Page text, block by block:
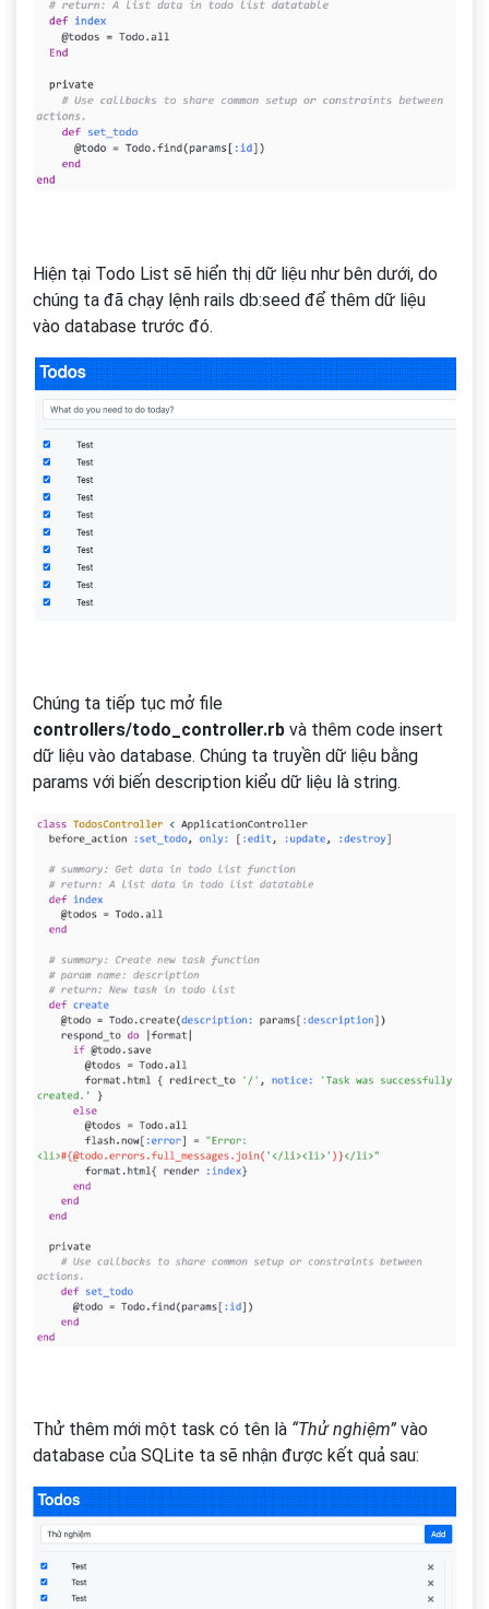
Hiện tại Todo List sẽ hiển thị dữ liệu như bên dưới, do
chúng ta đã chạy lệnh rails db:seed để thêm dữ liệu
vào database trước đó.
Chúng ta tiếp tục mở file
controllers/todo_controller.rb và thêm code insert
dữ liệu vào database. Chúng ta truyền dữ liệu bằng
params với biến description kiểu dữ liệu là string.
Thử thêm mới một task có tên là “Thử nghiệm” vào
database của SQLite ta sẽ nhận được kết quả sau: